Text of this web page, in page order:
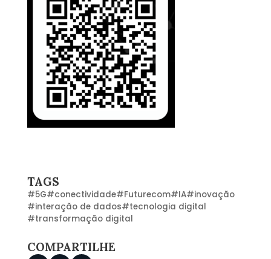
TAGS
#5G#conectividade#Futurecom#IA#inovação
#interação de dados#tecnologia digital
#transformação digital
COMPARTILHE